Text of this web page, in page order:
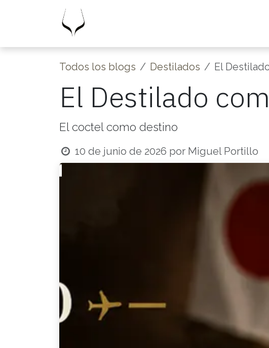
Todos los blogs Destilados El
El Destilado
El coctel como destino
10 de junio de 2026 por Miguel Portillo